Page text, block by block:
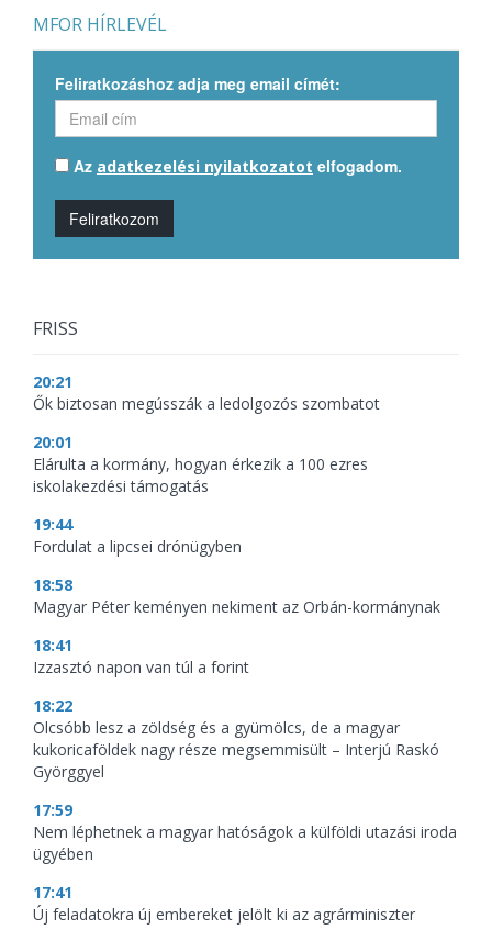
MFOR HÍRLEVÉL
Feliratkozáshoz adja meg email címét:
Az adatkezelési nyilatkozatot elfogadom.
Feliratkozom
FRISS
20:21
Ők biztosan megússzák a ledolgozós szombatot
20:01
Elárulta a kormány, hogyan érkezik a 100 ezres
iskolakezdési támogatás
19:44
Fordulat a lipcsei drónügyben
18:58
Magyar Péter keményen nekiment az Orbán-kormánynak
18:41
Izzasztó napon van túl a forint
18:22
Olcsóbb lesz a zöldség és a gyümölcs, de a magyar
kukoricaföldek nagy része megsemmisült – Interjú Raskó
Györggyel
17:59
Nem léphetnek a magyar hatóságok a külföldi utazási iroda
ügyében
17:41
Új feladatokra új embereket jelölt ki az agrárminiszter